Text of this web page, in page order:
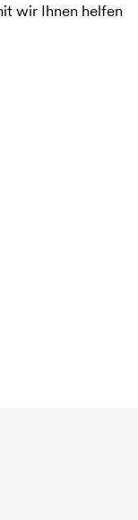
wir Ihnen helfen